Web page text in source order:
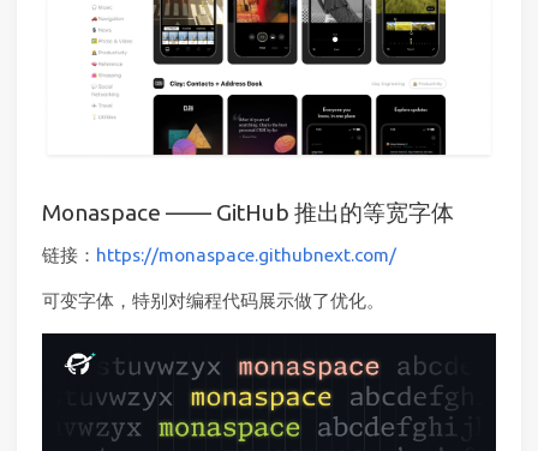
Monaspace —— GitHub 推出的等宽字体
链接： https://monaspace.githubnext.com/
可变字体，特别对编程代码展示做了优化。